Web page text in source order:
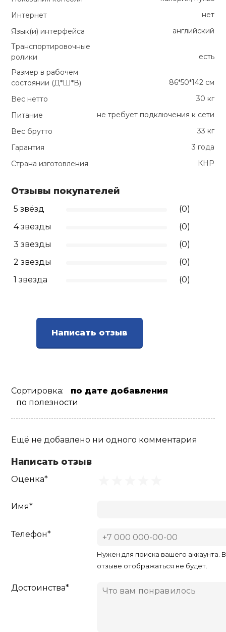
Интернет
нет
Язык(и) интерфейса
английский
Транспортировочные
ролики
есть
Размер в рабочем
состоянии (Д*Ш*В)
86*50*142 см
Вес нетто
30 кг
Питание
не требует подключения к сети
Вес брутто
33 кг
Гарантия
3 года
Страна изготовления
КНР
Отзывы покупателей
5 звёзд
(0)
4 звезды
(0)
3 звезды
(0)
2 звезды
(0)
1 звезда
(0)
Написать отзыв
Сортировка:
по дате добавления
по полезности
Ещё не добавлено ни одного комментария
Написать отзыв
Оценка*
Имя*
Телефон*
Нужен для поиска вашего аккаунта. В
отзыве отображаться не будет.
Достоинства*